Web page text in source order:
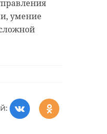
умение